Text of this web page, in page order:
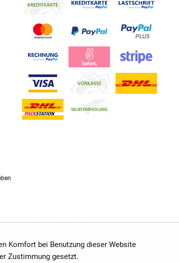
Komfort bei Benutzung dieser Website
Zustimmung gesetzt.